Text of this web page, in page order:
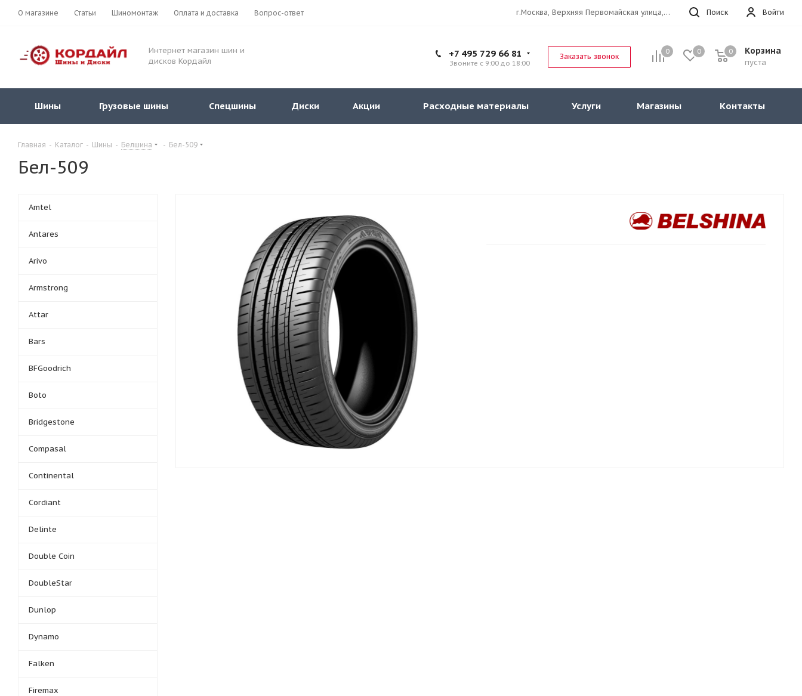
О магазине Статьи Шиномонтаж Оплата и доставка Вопрос-ответ Войти
Поиск
г.Москва, Верхняя Первомайская улица, 47к11 офис 214
Интернет магазин шин и
дисков Кордайл
0 0 Корзина
пуста
0
+7 495 729 66 81
Звоните с 9:00 до 18:00
Заказать звонок
Шины Грузовые шины Спецшины Диски Акции Расходные материалы Услуги Магазины Контакты
Главная - Каталог - Шины - Белшина - Бел-509
Бел-509
Amtel
Antares
Arivo
Armstrong
Attar
Bars
BFGoodrich
Boto
Bridgestone
Compasal
Continental
Cordiant
Delinte
Double Coin
DoubleStar
Dunlop
Dynamo
Falken
Firemax